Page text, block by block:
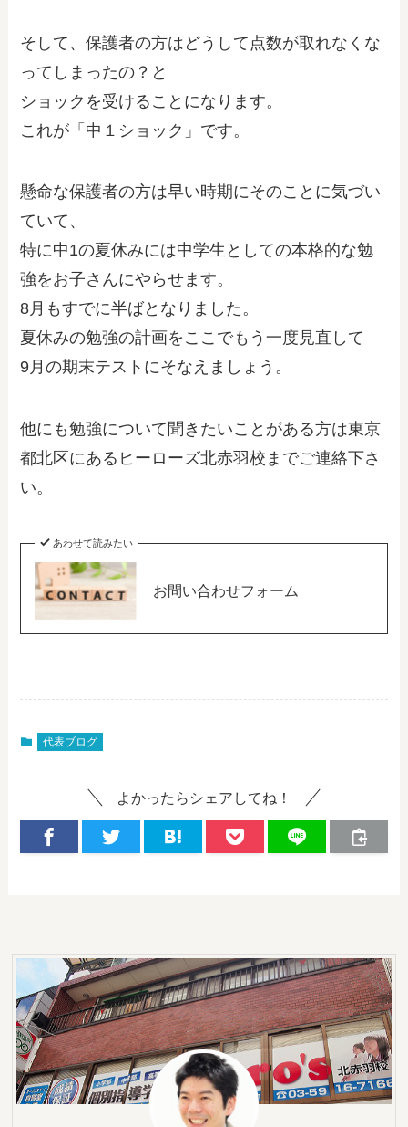
そして、保護者の方はどうして点数が取れなくな
ってしまったの？と
ショックを受けることになります。
これが「中１ショック」です。
懸命な保護者の方は早い時期にそのことに気づい
ていて、
特に中1の夏休みには中学生としての本格的な勉
強をお子さんにやらせます。
8月もすでに半ばとなりました。
夏休みの勉強の計画をここでもう一度見直して
9月の期末テストにそなえましょう。
他にも勉強について聞きたいことがある方は東京
都北区にあるヒーローズ北赤羽校までご連絡下さ
い。
あわせて読みたい
お問い合わせフォーム
代表ブログ
よかったらシェアしてね！